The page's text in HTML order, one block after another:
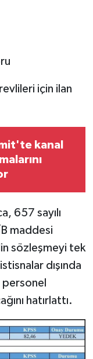
için ilan
kanal
657 sayılı
maddesi
sözleşmeyi tek
dışında
hatırlattı.